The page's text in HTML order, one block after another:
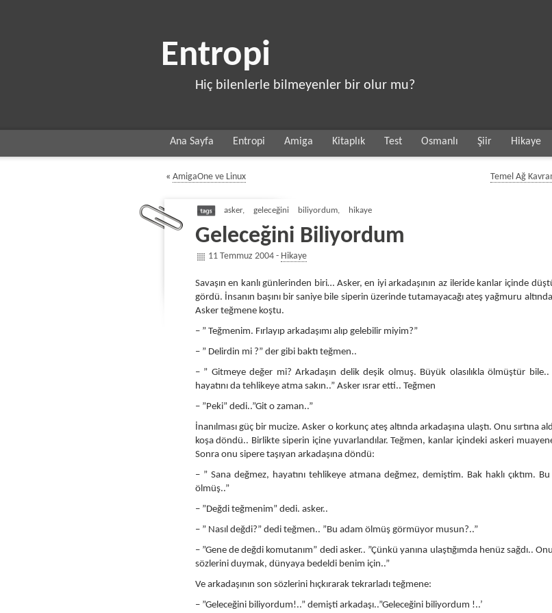
Entropi
Hiç bilenlerle bilmeyenler bir olur mu?
Ana Sayfa Entropi Amiga Kitaplık Test Osmanlı Şiir Hikaye
« AmigaOne ve Linux Temel Ağ
asker, geleceğini biliyordum, hikaye
Geleceğini Biliyordum
11 Temmuz 2004 - Hikaye
Savaşın en kanlı günlerinden biri… Asker, en iyi arkadaşının az ileride kanlar içinde
gördü. İnsanın başını bir saniye bile siperin üzerinde tutamayacağı ateş yağmuru
Asker teğmene koştu.
– ” Teğmenim. Fırlayıp arkadaşımı alıp gelebilir miyim?”
– ” Delirdin mi ?” der gibi baktı teğmen..
– ” Gitmeye değer mi? Arkadaşın delik deşik olmuş. Büyük olasılıkla ölmüştür bile..
hayatını da tehlikeye atma sakın..” Asker ısrar etti.. Teğmen
– ”Peki” dedi..”Git o zaman..”
İnanılması güç bir mucize. Asker o korkunç ateş altında arkadaşına ulaştı. Onu sırtına
koşa döndü.. Birlikte siperin içine yuvarlandılar. Teğmen, kanlar içindeki askeri
Sonra onu sipere taşıyan arkadaşına döndü:
– ” Sana değmez, hayatını tehlikeye atmana değmez, demiştim. Bak haklı çıktım.
ölmüş..”
– ”Değdi teğmenim” dedi. asker..
– ” Nasıl değdi?” dedi teğmen.. ”Bu adam ölmüş görmüyor musun?..”
– ”Gene de değdi komutanım” dedi asker.. ”Çünkü yanına ulaştığımda henüz sağdı..
sözlerini duymak, dünyaya bedeldi benim için..”
Ve arkadaşının son sözlerini hıçkırarak tekrarladı teğmene:
– ”Geleceğini biliyordum!..” demişti arkadaşı..”Geleceğini biliyordum !..’